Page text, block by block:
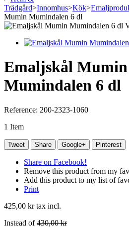
Trädgård>Innomhus>Kök>
Mumin Mumindalen 6 dl
Emaljskål Mumin
Mumindalen 6 dl
Reference: 200-2323-1060
1 Item
Tweet Share Google+ Pinterest
Share on Facebook!
Remove this product from my
Add this product to my list of
Print
425,00 krtax incl.
Instead of430,00 kr